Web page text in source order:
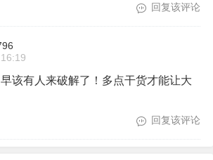
回复该评论
该有人来破解了！多点干货才能让大
回复该评论